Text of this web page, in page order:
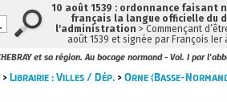
et sa région. Au bocage normand - Vol. I par
>Librairie : Villes / Dép. >Orne (Basse-
10 août 1539 : ordonnance faisant
français la langue officielle du
l'administration > Commençant
août 1539 et signée par François